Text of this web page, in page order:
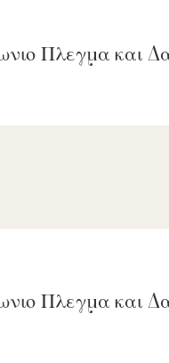
Πλεγμα
Πλεγμα